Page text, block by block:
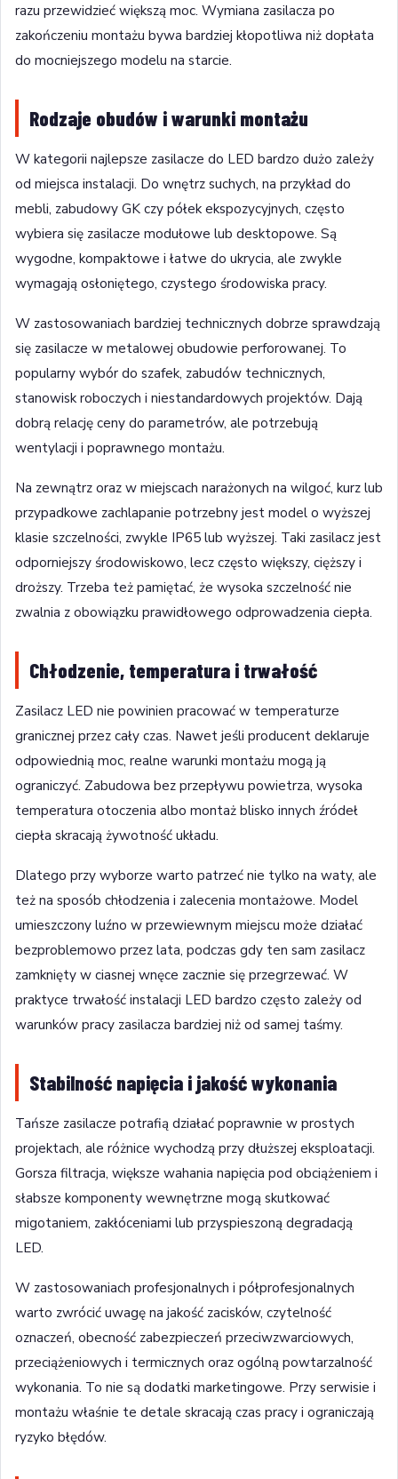
razu przewidzieć większą moc. Wymiana zasilacza po
zakończeniu montażu bywa bardziej kłopotliwa niż dopłata
do mocniejszego modelu na starcie.
Rodzaje obudów i warunki montażu
W kategorii najlepsze zasilacze do LED bardzo dużo zależy
od miejsca instalacji. Do wnętrz suchych, na przykład do
mebli, zabudowy GK czy półek ekspozycyjnych, często
wybiera się zasilacze modułowe lub desktopowe. Są
wygodne, kompaktowe i łatwe do ukrycia, ale zwykle
wymagają osłoniętego, czystego środowiska pracy.
W zastosowaniach bardziej technicznych dobrze sprawdzają
się zasilacze w metalowej obudowie perforowanej. To
popularny wybór do szafek, zabudów technicznych,
stanowisk roboczych i niestandardowych projektów. Dają
dobrą relację ceny do parametrów, ale potrzebują
wentylacji i poprawnego montażu.
Na zewnątrz oraz w miejscach narażonych na wilgoć, kurz lub
przypadkowe zachlapanie potrzebny jest model o wyższej
klasie szczelności, zwykle IP65 lub wyższej. Taki zasilacz jest
odporniejszy środowiskowo, lecz często większy, cięższy i
droższy. Trzeba też pamiętać, że wysoka szczelność nie
zwalnia z obowiązku prawidłowego odprowadzenia ciepła.
Chłodzenie, temperatura i trwałość
Zasilacz LED nie powinien pracować w temperaturze
granicznej przez cały czas. Nawet jeśli producent deklaruje
odpowiednią moc, realne warunki montażu mogą ją
ograniczyć. Zabudowa bez przepływu powietrza, wysoka
temperatura otoczenia albo montaż blisko innych źródeł
ciepła skracają żywotność układu.
Dlatego przy wyborze warto patrzeć nie tylko na waty, ale
też na sposób chłodzenia i zalecenia montażowe. Model
umieszczony luźno w przewiewnym miejscu może działać
bezproblemowo przez lata, podczas gdy ten sam zasilacz
zamknięty w ciasnej wnęce zacznie się przegrzewać. W
praktyce trwałość instalacji LED bardzo często zależy od
warunków pracy zasilacza bardziej niż od samej taśmy.
Stabilność napięcia i jakość wykonania
Tańsze zasilacze potrafią działać poprawnie w prostych
projektach, ale różnice wychodzą przy dłuższej eksploatacji.
Gorsza filtracja, większe wahania napięcia pod obciążeniem i
słabsze komponenty wewnętrzne mogą skutkować
migotaniem, zakłóceniami lub przyspieszoną degradacją
LED.
W zastosowaniach profesjonalnych i półprofesjonalnych
warto zwrócić uwagę na jakość zacisków, czytelność
oznaczeń, obecność zabezpieczeń przeciwzwarciowych,
przeciążeniowych i termicznych oraz ogólną powtarzalność
wykonania. To nie są dodatki marketingowe. Przy serwisie i
montażu właśnie te detale skracają czas pracy i ograniczają
ryzyko błędów.